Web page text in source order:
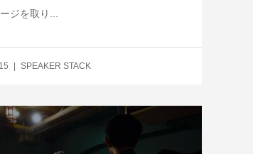
ジを取り...
SPEAKER STACK